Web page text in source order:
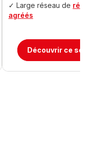
✓ Large réseau de
agréés
Découvrir ce